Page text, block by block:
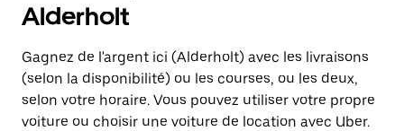
Alderholt
Gagnez de l'argent ici (Alderholt) avec les livraisons
(selon la disponibilité) ou les courses, ou les deux,
selon votre horaire. Vous pouvez utiliser votre propre
voiture ou choisir une voiture de location avec Uber.